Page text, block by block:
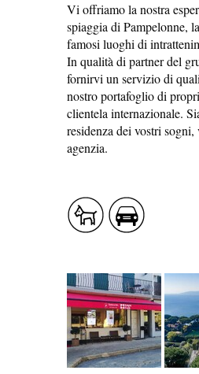
LATO AL NATURALE
SISTEMAZIONE
PROFUSIONE DI SAPORE
Vi offriamo la nostra
spiaggia di Pampelonne,
famosi luoghi di
In qualità di partner del
fornirvi un servizio di
nostro portafoglio di
clientela internazionale.
residenza dei vostri
agenzia.